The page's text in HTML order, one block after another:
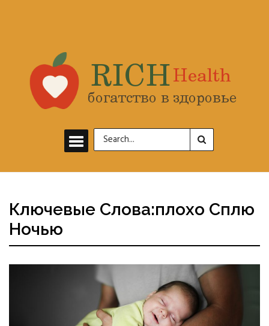
Ключевые Слова:плохо Сплю
Ночью